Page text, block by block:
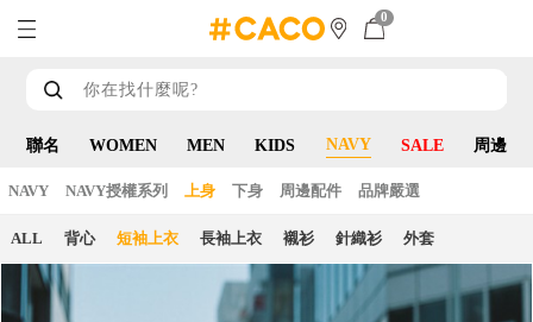
0
聯名 WOMEN MEN KIDS NAVY SALE 周邊
NAVY NAVY授權系列 上身 下身 周邊配件 品牌嚴選
ALL 背心 短袖上衣 長袖上衣 襯衫 針織衫 外套